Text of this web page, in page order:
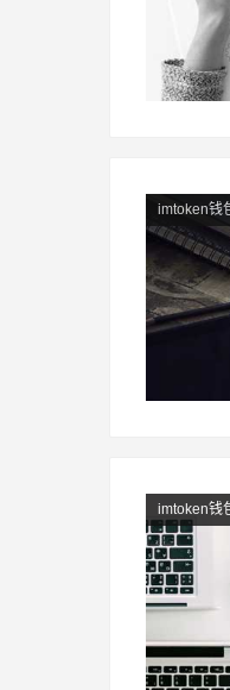
imtoken钱
imtoken钱